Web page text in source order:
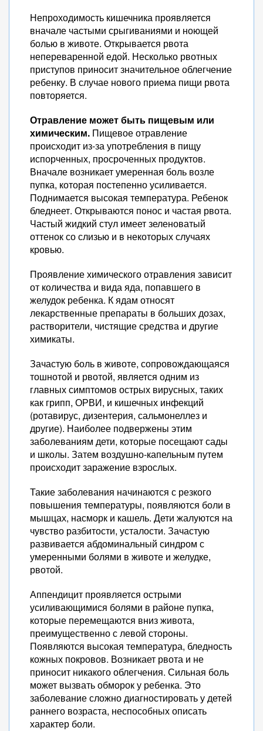
Непроходимость кишечника проявляется
вначале частыми срыгиваниями и ноющей
болью в животе. Открывается рвота
непереваренной едой. Несколько рвотных
приступов приносит значительное облегчение
ребенку. В случае нового приема пищи рвота
повторяется.
Отравление может быть пищевым или
химическим. Пищевое отравление
происходит из-за употребления в пищу
испорченных, просроченных продуктов.
Вначале возникает умеренная боль возле
пупка, которая постепенно усиливается.
Поднимается высокая температура. Ребенок
бледнеет. Открываются понос и частая рвота.
Частый жидкий стул имеет зеленоватый
оттенок со слизью и в некоторых случаях
кровью.
Проявление химического отравления зависит
от количества и вида яда, попавшего в
желудок ребенка. К ядам относят
лекарственные препараты в больших дозах,
растворители, чистящие средства и другие
химикаты.
Зачастую боль в животе, сопровождающаяся
тошнотой и рвотой, является одним из
главных симптомов острых вирусных, таких
как грипп, ОРВИ, и кишечных инфекций
(ротавирус, дизентерия, сальмонеллез и
другие). Наиболее подвержены этим
заболеваниям дети, которые посещают сады
и школы. Затем воздушно-капельным путем
происходит заражение взрослых.
Такие заболевания начинаются с резкого
повышения температуры, появляются боли в
мышцах, насморк и кашель. Дети жалуются на
чувство разбитости, усталости. Зачастую
развивается абдоминальный синдром с
умеренными болями в животе и желудке,
рвотой.
Аппендицит проявляется острыми
усиливающимися болями в районе пупка,
которые перемещаются вниз живота,
преимущественно с левой стороны.
Появляются высокая температура, бледность
кожных покровов. Возникает рвота и не
приносит никакого облегчения. Сильная боль
может вызвать обморок у ребенка. Это
заболевание сложно диагностировать у детей
раннего возраста, неспособных описать
характер боли.